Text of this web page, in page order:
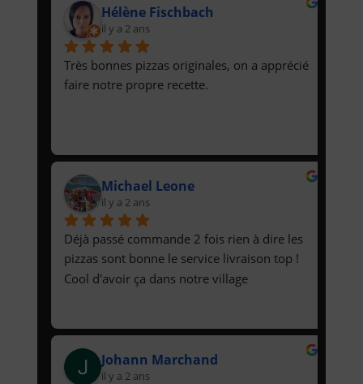
et la communication par SMS parfaite, on
sait exactement à quelle heure sortir pour
attendre sa livraison.Je recommande !
Hélène Fischbach
il y a 2 ans
Très bonnes pizzas originales, on a apprécié
faire notre propre recette.
Michael Leone
il y a 2 ans
Déjà passé commande 2 fois rien à dire les
pizzas sont bonne le service livraison top !
Cool d'avoir ça dans notre village
Johann Marchand
il y a 2 ans